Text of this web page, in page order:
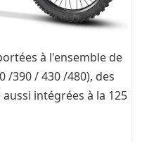
à l'ensemble de
/390 / 430 /480), des
intégrées à la 125